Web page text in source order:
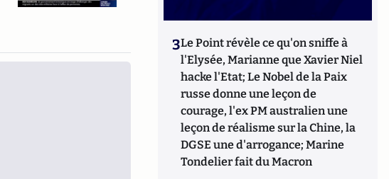
3Le Point révèle ce qu'on sniffe à
l'Elysée, Marianne que Xavier Niel
hacke l'Etat; Le Nobel de la Paix
russe donne une leçon de
courage, l'ex PM australien une
leçon de réalisme sur la Chine, la
DGSE une d'arrogance; Marine
Tondelier fait du Macron